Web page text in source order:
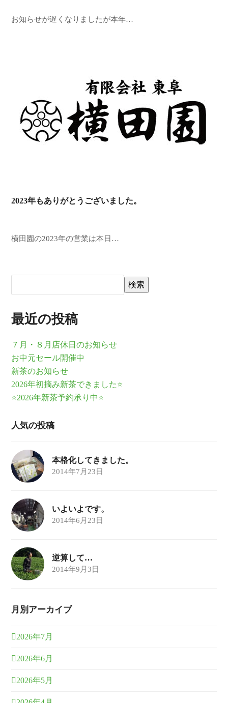
お知らせが遅くなりましたが本年…
2023年もありがとうございました。
横田園の2023年の営業は本日…
検索
最近の投稿
７月・８月店休日のお知らせ
お中元セール開催中
新茶のお知らせ
2026年初摘み新茶できました⭐
⭐2026年新茶予約承り中⭐
人気の投稿
本格化してきました。
2014年7月23日
いよいよです。
2014年6月23日
逆算して…
2014年9月3日
月別アーカイブ
2026年7月
2026年6月
2026年5月